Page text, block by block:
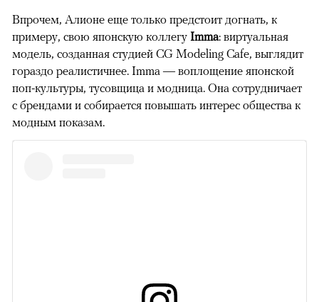
Впрочем, Алионе еще только предстоит догнать, к
примеру, свою японскую коллегу Imma: виртуальная
модель, созданная студией CG Modeling Cafe, выглядит
гораздо реалистичнее. Imma — воплощение японской
поп-культуры, тусовщица и модница. Она сотрудничает
с брендами и собирается повышать интерес общества к
модным показам.